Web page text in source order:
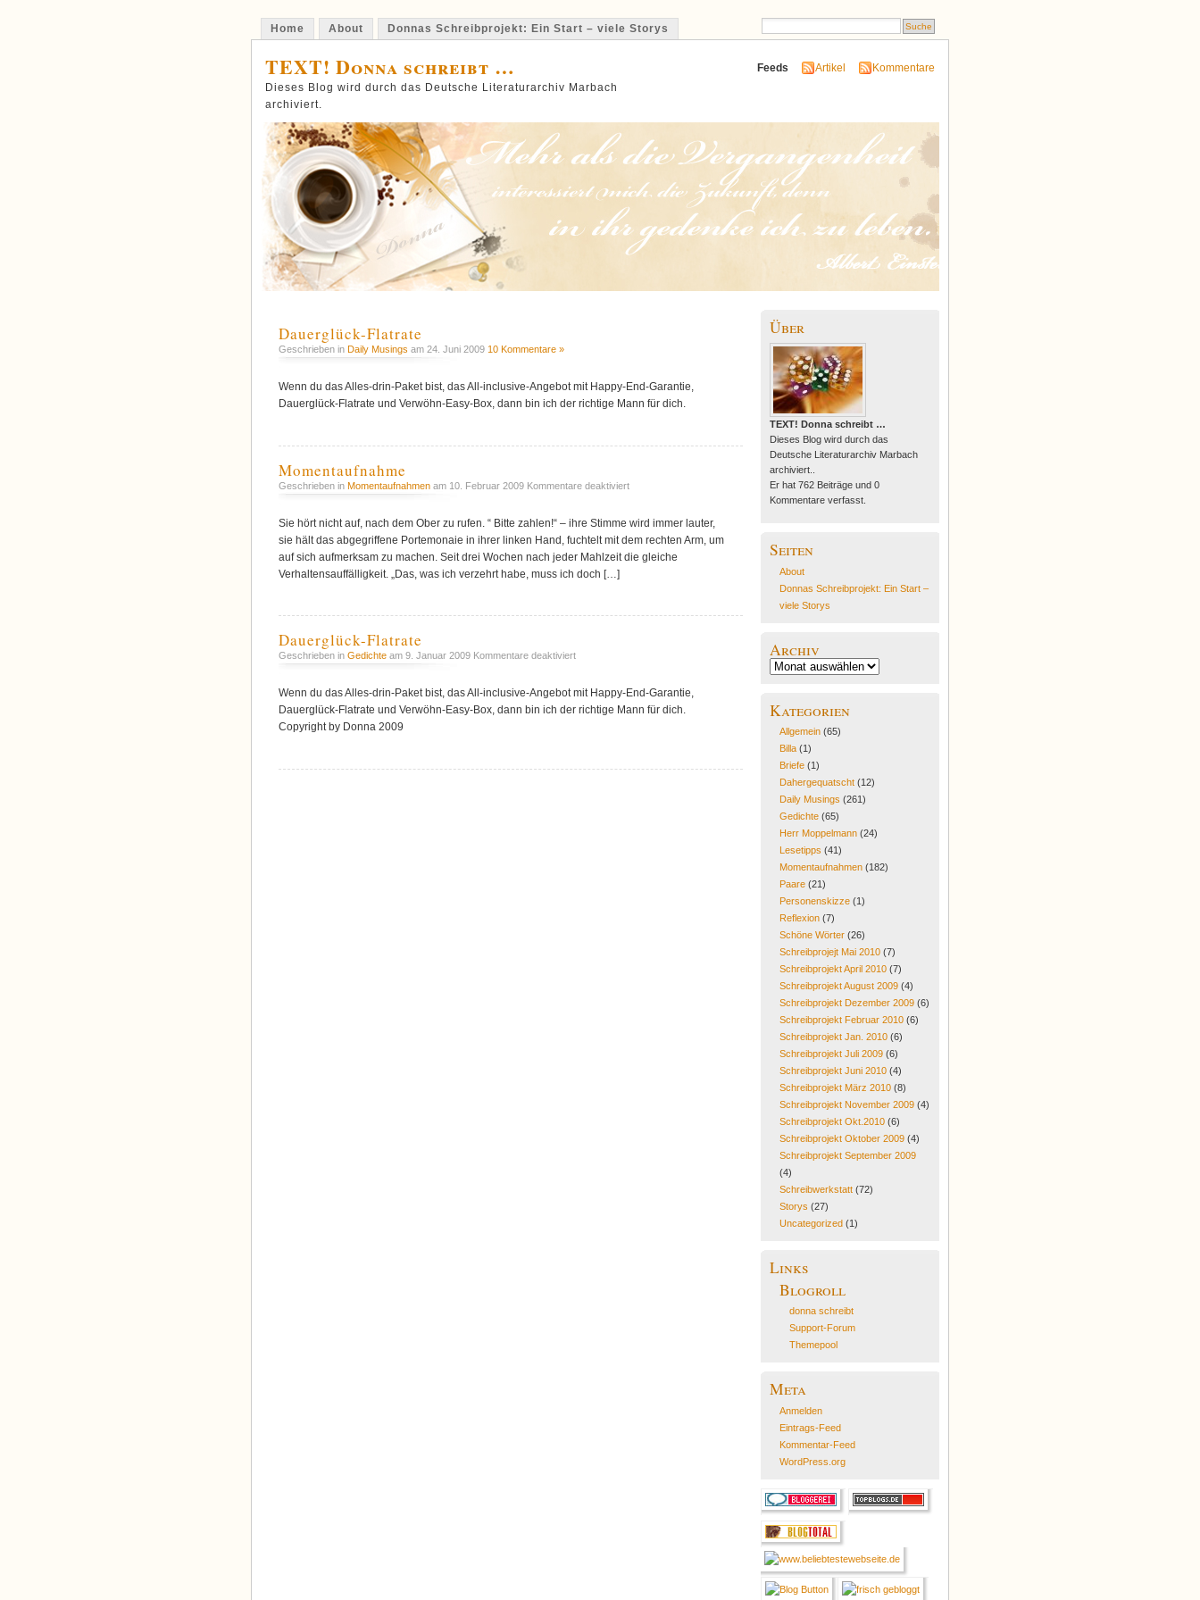
Home About Donnas Schreibprojekt: Ein Start – viele Storys
TEXT! Donna schreibt …
Dieses Blog wird durch das Deutsche Literaturarchiv Marbach
archiviert.
Feeds Artikel Kommentare
Dauerglück-Flatrate
Geschrieben in Daily Musings am 24. Juni 2009 10 Kommentare »
Wenn du das Alles-drin-Paket bist, das All-inclusive-Angebot mit Happy-End-Garantie,
Dauerglück-Flatrate und Verwöhn-Easy-Box, dann bin ich der richtige Mann für dich.
Momentaufnahme
Geschrieben in Momentaufnahmen am 10. Februar 2009 Kommentare deaktiviertfür
Sie hört nicht auf, nach dem Ober zu rufen. “ Bitte zahlen!“ – ihre Stimme wird immer lauter,
sie hält das abgegriffene Portemonaie in ihrer linken Hand, fuchtelt mit dem rechten Arm, um
auf sich aufmerksam zu machen. Seit drei Wochen nach jeder Mahlzeit die gleiche
Verhaltensauffälligkeit. „Das, was ich verzehrt habe, muss ich doch […]
Dauerglück-Flatrate
Geschrieben in Gedichte am 9. Januar 2009 Kommentare deaktiviertfür
Wenn du das Alles-drin-Paket bist, das All-inclusive-Angebot mit Happy-End-Garantie,
Dauerglück-Flatrate und Verwöhn-Easy-Box, dann bin ich der richtige Mann für dich.
Copyright by Donna 2009
Über
TEXT! Donna schreibt …
Dieses Blog wird durch das
Deutsche Literaturarchiv Marbach
archiviert..
Er hat 762 Beiträge und 0
Kommentare verfasst.
Seiten
About
Donnas Schreibprojekt: Ein Start –
viele Storys
Archiv
Archiv
Kategorien
Allgemein(65)
Billa(1)
Briefe(1)
Dahergequatscht(12)
Daily Musings (261)
Gedichte(65)
Herr Moppelmann(24)
Lesetipps (41)
Momentaufnahmen(182)
Paare(21)
Personenskizze(1)
Reflexion(7)
Schöne Wörter(26)
Schreibprojejt Mai 2010(7)
Schreibprojekt April 2010(7)
Schreibprojekt August 2009(4)
Schreibprojekt Dezember 2009(6)
Schreibprojekt Februar 2010(6)
Schreibprojekt Jan. 2010(6)
Schreibprojekt Juli 2009(6)
Schreibprojekt Juni 2010(4)
Schreibprojekt März 2010(8)
Schreibprojekt November 2009(4)
Schreibprojekt Okt.2010(6)
Schreibprojekt Oktober 2009(4)
Schreibprojekt September 2009
(4)
Schreibwerkstatt(72)
Storys (27)
Uncategorized (1)
Links
Blogroll
donna schreibt
Support-Forum
Themepool
Meta
Anmelden
Eintrags-Feed
Kommentar-Feed
WordPress.org